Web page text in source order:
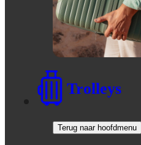
Trolleys
Terug naar hoofdmenu